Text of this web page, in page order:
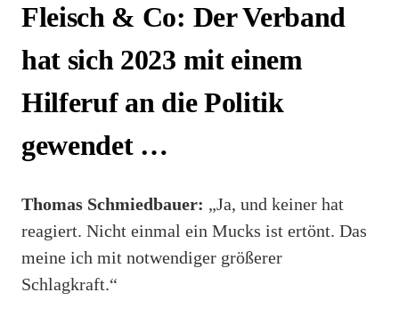
Fleisch & Co: Der Verband
hat sich 2023 mit einem
Hilferuf an die Politik
gewendet …
Thomas Schmiedbauer: „Ja, und keiner hat
reagiert. Nicht einmal ein Mucks ist ertönt. Das
meine ich mit notwendiger größerer
Schlagkraft.“